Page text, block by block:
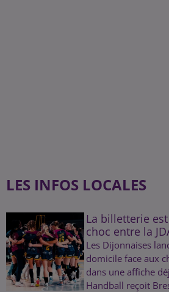
LES INFOS LOCALES
La billetterie
choc entre la
Les Dijonnaises
domicile face aux
dans une affiche
Handball reçoit